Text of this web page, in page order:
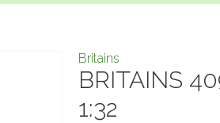
Britains
BRITAINS
1:32